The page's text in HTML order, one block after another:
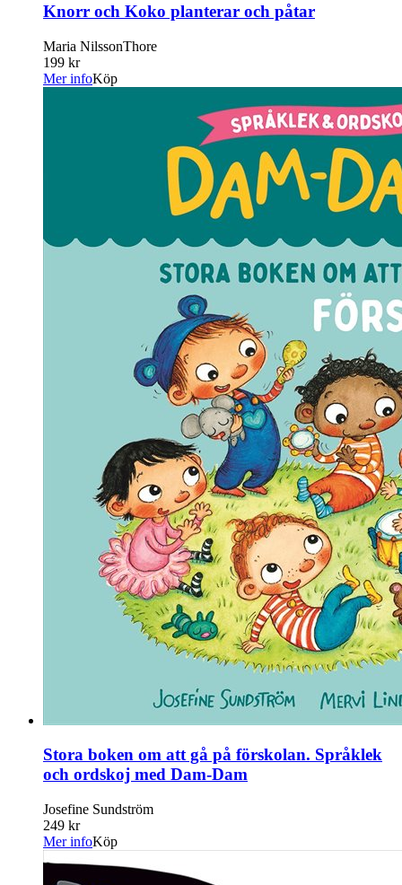
Knorr och Koko planterar och påtar
Maria NilssonThore
199 kr
Mer infoKöp
Stora boken om att gå på förskolan. Språklek
och ordskoj med Dam-Dam
Josefine Sundström
249 kr
Mer infoKöp